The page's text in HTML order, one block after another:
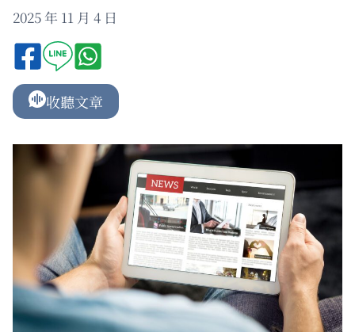
2025 年 11 月 4 日
收聽文章